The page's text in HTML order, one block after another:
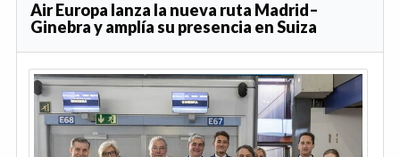
Air Europa lanza la nueva ruta Madrid–
Ginebra y amplía su presencia en Suiza